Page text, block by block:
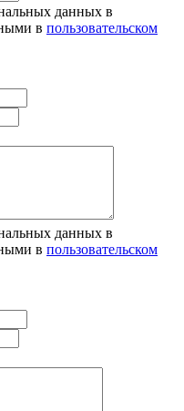
данных в
в пользовательском
данных в
в пользовательском